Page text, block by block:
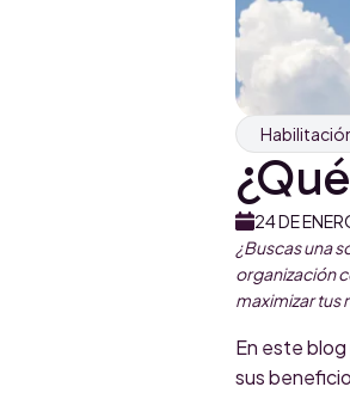
24 DE
¿Buscas una
organización
maximizar tus
En este
sus